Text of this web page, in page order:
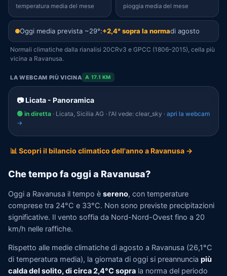
temperatura media del mese pioggia media del mese
Oggi media prevista ~29°:+2,4° sopra la normadi agosto
Normali climatiche dalla rianalisi 20CRv3 e GPCC (1806–2015), cella più
vicina a Ravanusa.
LA WEBCAM PIÙ VICINA A 17.1 KM
📷 Licata - Panoramica
🟢 in diretta · Licata, Sicilia AG · l'AI vede: clear_sky · apri la webcam
→
📊 Scopri il bilancio climatico dell'anno a Ravanusa →
Che tempo fa oggi a Ravanusa?
Oggi a Ravanusa il tempo è sereno, con temperature
comprese tra 24°C e 33°C. Non sono previste precipitazioni
significative. Il vento soffia da Nord-Nord-Ovest fino a 20
km/h nelle raffiche.
Rispetto alle medie climatiche di agosto a Ravanusa (26,1°C
di temperatura media), la giornata di oggi si preannuncia più
calda del solito, di circa 2,4°C sopra la norma del periodo